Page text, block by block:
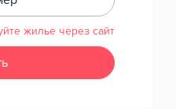
жилье через сайт